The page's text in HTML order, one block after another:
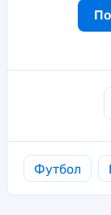
Футбол